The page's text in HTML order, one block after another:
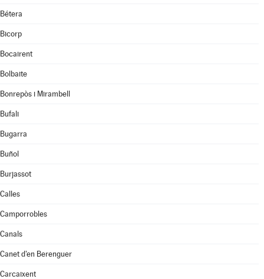
Bétera
Bicorp
Bocairent
Bolbaite
Bonrepòs i Mirambell
Bufali
Bugarra
Buñol
Burjassot
Calles
Camporrobles
Canals
Canet d'en Berenguer
Carcaixent